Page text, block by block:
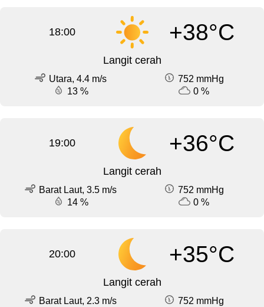
18:00 +38°C
Langit cerah
Utara, 4.4 m/s
752 mmHg
13 %
0 %
19:00 +36°C
Langit cerah
Barat Laut, 3.5 m/s
752 mmHg
14 %
0 %
20:00 +35°C
Langit cerah
Barat Laut, 2.3 m/s
752 mmHg